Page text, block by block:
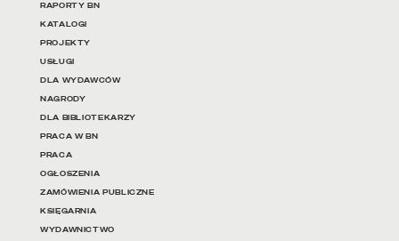
RAPORTY BN
KATALOGI
PROJEKTY
USŁUGI
DLA WYDAWCÓW
NAGRODY
DLA BIBLIOTEKARZY
PRACA W BN
PRACA
OGŁOSZENIA
ZAMÓWIENIA PUBLICZNE
KSIĘGARNIA
WYDAWNICTWO